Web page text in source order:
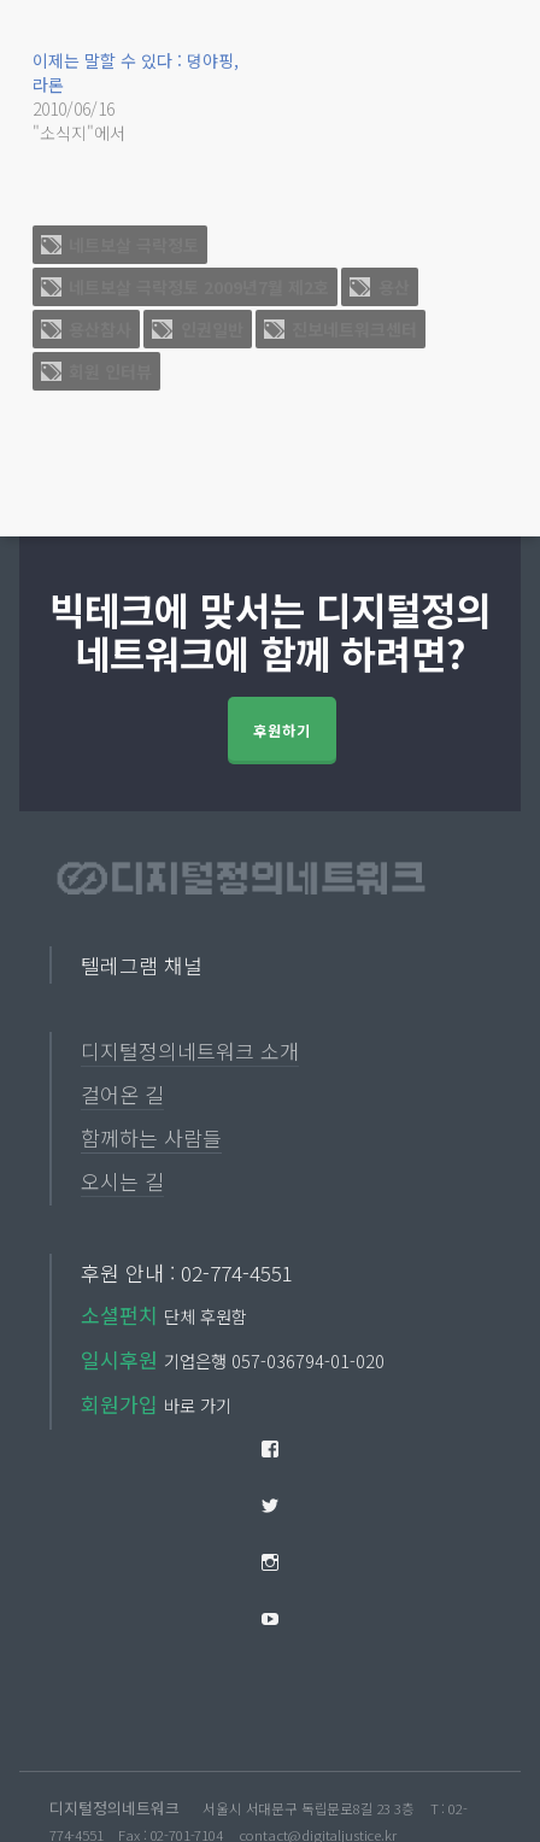
이제는 말할 수 있다 : 뎡야핑,
라론
2010/06/16
"소식지"에서
빅테크에 맞서는 디지털정의
네트워크에 함께 하려면?
후원하기
텔레그램 채널
디지털정의네트워크 소개
걸어온 길
함께하는 사람들
오시는 길
후원 안내 : 02-774-4551
소셜펀치 단체 후원함
일시후원 기업은행 057-036794-01-020
회원가입 바로 가기
Facebook
Twitter
Instagram
YouTube
디지털정의네트워크 서울시 서대문구 독립문로8길 23 3층
T : 02-
774-4551
Fax : 02-701-7104 contact@digitaljustice.kr